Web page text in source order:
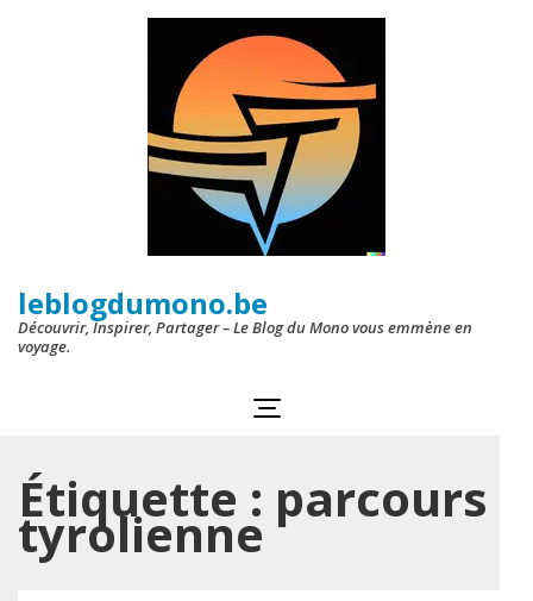
leblogdumono.be
Découvrir, Inspirer, Partager – Le Blog du Mono vous emmène en
voyage.
Étiquette : parcours
tyrolienne